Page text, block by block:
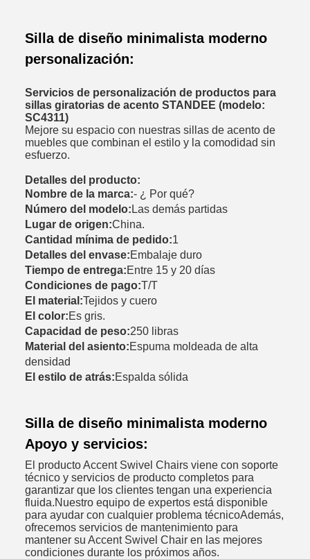
Silla de diseño minimalista moderno
personalización:
Servicios de personalización de productos para
sillas giratorias de acento STANDEE (modelo:
SC4311)
Mejore su espacio con nuestras sillas de acento de
muebles que combinan el estilo y la comodidad sin
esfuerzo.
Detalles del producto:
Nombre de la marca:- ¿ Por qué?
Número del modelo:Las demás partidas
Lugar de origen:China.
Cantidad mínima de pedido:1
Detalles del envase:Embalaje duro
Tiempo de entrega:Entre 15 y 20 días
Condiciones de pago:T/T
El material:Tejidos y cuero
El color:Es gris.
Capacidad de peso:250 libras
Material del asiento:Espuma moldeada de alta
densidad
El estilo de atrás:Espalda sólida
Silla de diseño minimalista moderno
Apoyo y servicios:
El producto Accent Swivel Chairs viene con soporte
técnico y servicios de producto completos para
garantizar que los clientes tengan una experiencia
fluida.Nuestro equipo de expertos está disponible
para ayudar con cualquier problema técnicoAdemás,
ofrecemos servicios de mantenimiento para
mantener su Accent Swivel Chair en las mejores
condiciones durante los próximos años.